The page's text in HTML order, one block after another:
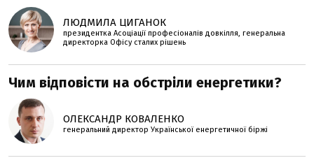
ЛЮДМИЛА ЦИГАНОК
президентка Асоціації професіоналів довкілля, генеральна
директорка Офісу сталих рішень
Чим відповісти на обстріли енергетики?
ОЛЕКСАНДР КОВАЛЕНКО
генеральний директор Української енергетичної біржі